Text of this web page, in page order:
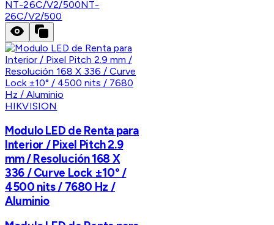
NT-26C/V2/500NT-
26C/V2/500
HIKVISION
Modulo LED de Renta para
Interior / Pixel Pitch 2.9
mm / Resolución 168 X
336 / Curve Lock ±10° /
4500 nits / 7680 Hz /
Aluminio